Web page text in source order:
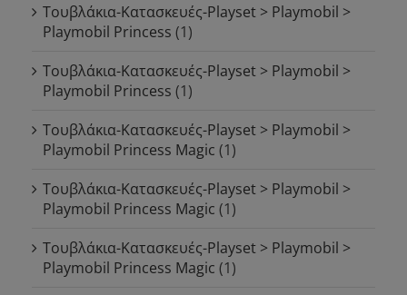
Τουβλάκια-Κατασκευές-Playset > Playmobil >
Playmobil Princess (1)
Τουβλάκια-Κατασκευές-Playset > Playmobil >
Playmobil Princess (1)
Τουβλάκια-Κατασκευές-Playset > Playmobil >
Playmobil Princess Magic (1)
Τουβλάκια-Κατασκευές-Playset > Playmobil >
Playmobil Princess Magic (1)
Τουβλάκια-Κατασκευές-Playset > Playmobil >
Playmobil Princess Magic (1)